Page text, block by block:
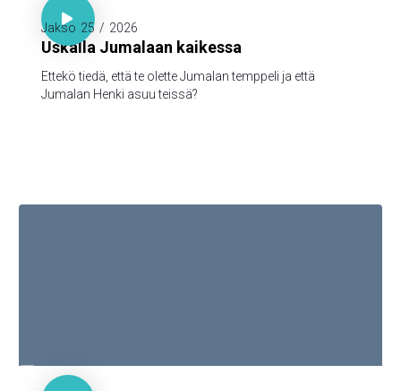

Jakso 25 / 2026
Uskalla Jumalaan kaikessa
Ettekö tiedä, että te olette Jumalan temppeli ja että
Jumalan Henki asuu teissä?
1. Piet. 1:3-5